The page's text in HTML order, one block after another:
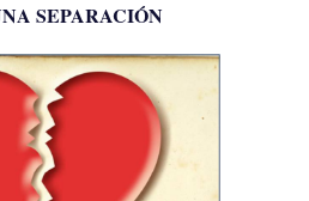
SEPARACIÓN